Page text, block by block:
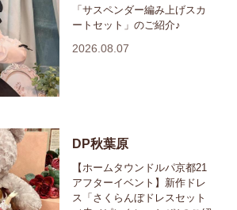
「サスペンダー編み上げスカ
ートセット」のご紹介♪
2026.08.07
DP秋葉原
【ホームタウンドルパ京都21
アフターイベント】新作ドレ
ス「さくらんぼドレスセット